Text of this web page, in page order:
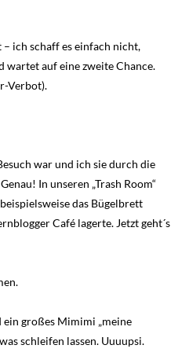
ich schaff es einfach nicht,
wartet auf eine zweite Chance.
Verbot).
war und ich sie durch die
In unseren „Trash Room“
das Bügelbrett
Café lagerte. Jetzt geht´s
ein großes Mimimi „meine
schleifen lassen. Uuuupsi.